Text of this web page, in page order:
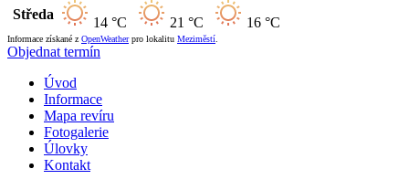
Středa
14 °C 21 °C 16 °C
Informace získané z OpenWeatherpro lokalitu Meziměstí
Objednat termín
Úvod
Informace
Mapa revíru
Fotogalerie
Úlovky
Kontakt